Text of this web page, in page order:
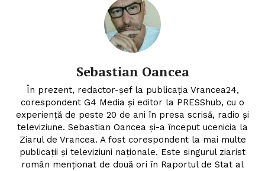
Sebastian Oancea
În prezent, redactor-șef la publicația Vrancea24,
corespondent G4 Media și editor la PRESShub, cu o
experiență de peste 20 de ani în presa scrisă, radio și
televiziune. Sebastian Oancea și-a început ucenicia la
Ziarul de Vrancea. A fost corespondent la mai multe
publicații și televiziuni naționale. Este singurul ziarist
român menționat de două ori în Raportul de Stat al